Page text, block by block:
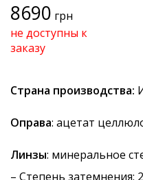
8690 грн
не доступны к
заказу
Страна производства:
Оправа: ацетат
Линзы: минеральное
– Степень затемнения: